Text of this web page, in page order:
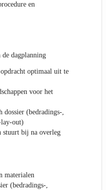
en
dagplanning
optimaal uit te
voor het
dossier (bedradings-,
lay-out)
stuurt bij na overleg
materialen
(bedradings-,